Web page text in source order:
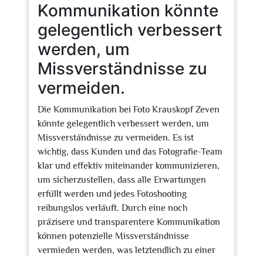
Kommunikation könnte
gelegentlich verbessert
werden, um
Missverständnisse zu
vermeiden.
Die Kommunikation bei Foto Krauskopf Zeven
könnte gelegentlich verbessert werden, um
Missverständnisse zu vermeiden. Es ist
wichtig, dass Kunden und das Fotografie-Team
klar und effektiv miteinander kommunizieren,
um sicherzustellen, dass alle Erwartungen
erfüllt werden und jedes Fotoshooting
reibungslos verläuft. Durch eine noch
präzisere und transparentere Kommunikation
können potenzielle Missverständnisse
vermieden werden, was letztendlich zu einer